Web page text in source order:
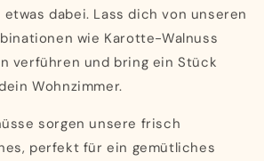
dabei. Lass dich von unseren
wie Karotte-Walnuss
verführen und bring ein Stück
Wohnzimmer.
sorgen unsere frisch
perfekt für ein gemütliches